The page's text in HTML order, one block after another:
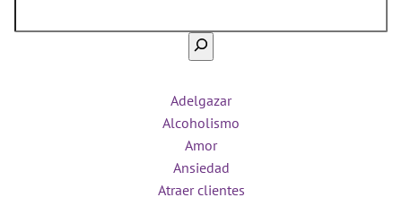
Adelgazar
Alcoholismo
Amor
Ansiedad
Atraer clientes